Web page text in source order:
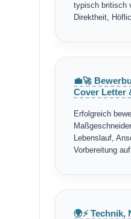
typisch britisch
Direktheit,
💼🚀
Cover Letter
Erfolgreich
Lebenslauf,
Vorbereitung
🌍⚡